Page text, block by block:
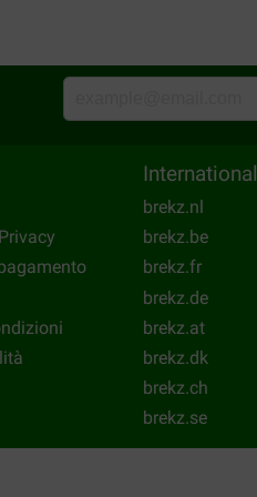
International
brekz.nl
brekz.be
brekz.fr
brekz.de
brekz.at
brekz.dk
brekz.ch
brekz.se